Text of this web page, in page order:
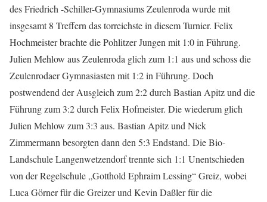
des Friedrich -Schiller-Gymnasiums Zeulenroda wurde mit
insgesamt 8 Treffern das torreichste in diesem Turnier. Felix
Hochmeister brachte die Pohlitzer Jungen mit 1:0 in Führung.
Julien Mehlow aus Zeulenroda glich zum 1:1 aus und schoss die
Zeulenrodaer Gymnasiasten mit 1:2 in Führung. Doch
postwendend der Ausgleich zum 2:2 durch Bastian Apitz und die
Führung zum 3:2 durch Felix Hofmeister. Die wiederum glich
Julien Mehlow zum 3:3 aus. Bastian Apitz und Nick
Zimmermann besorgten dann den 5:3 Endstand. Die Bio-
Landschule Langenwetzendorf trennte sich 1:1 Unentschieden
von der Regelschule „Gotthold Ephraim Lessing“ Greiz, wobei
Luca Görner für die Greizer und Kevin Daßler für die